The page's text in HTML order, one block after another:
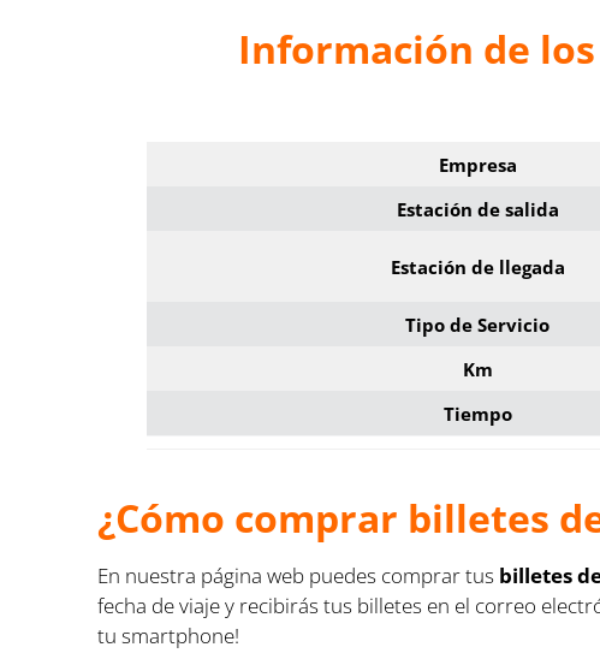
Información de
Empresa
Estación de salida
Estación de llegada
Tipo de Servicio
Km
Tiempo
¿Cómo comprar billetes
En nuestra página web puedes comprar tus billetes
fecha de viaje y recibirás tus billetes en el correo
tu smartphone!